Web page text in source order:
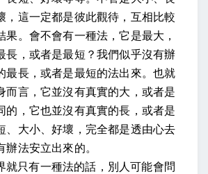
，這一定都是彼此觀待，互相比較
果。會不會有一種法，它是最大，
長，或者是最短？我們似乎沒有辦
最長，或者是最短的法出來。也就
而言，它並沒有真實的大，或者是
的，它也並沒有真實的長，或者是
、大小、好壞，完全都是透由心去
辦法安立出來的。
就只有一種法的話，別人可能會問